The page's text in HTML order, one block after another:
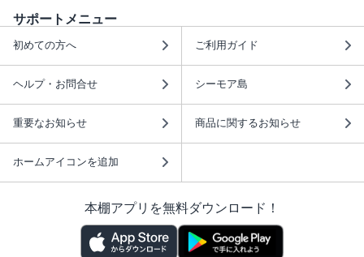
サポートメニュー
初めての方へ ご利用ガイド
ヘルプ・お問合せ シーモア島
重要なお知らせ 商品に関するお知らせ
ホームアイコンを追加
本棚アプリを無料ダウンロード！